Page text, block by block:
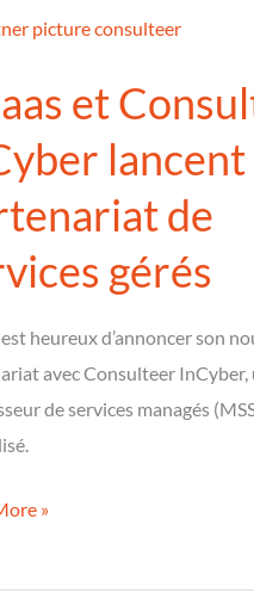
et
lancent
de
gérés
heureux d’annoncer son
avec Consulteer InCyber,
de services managés
»